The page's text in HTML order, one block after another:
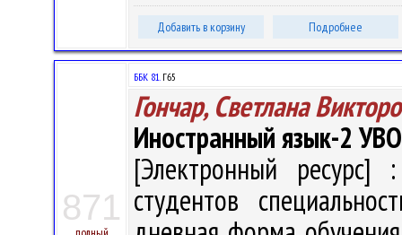
Добавить в корзину Подробнее
871
ББК 81.Г65
Гончар, Светлана
Иностранный язык-2
[Электронный ресурс]
студентов